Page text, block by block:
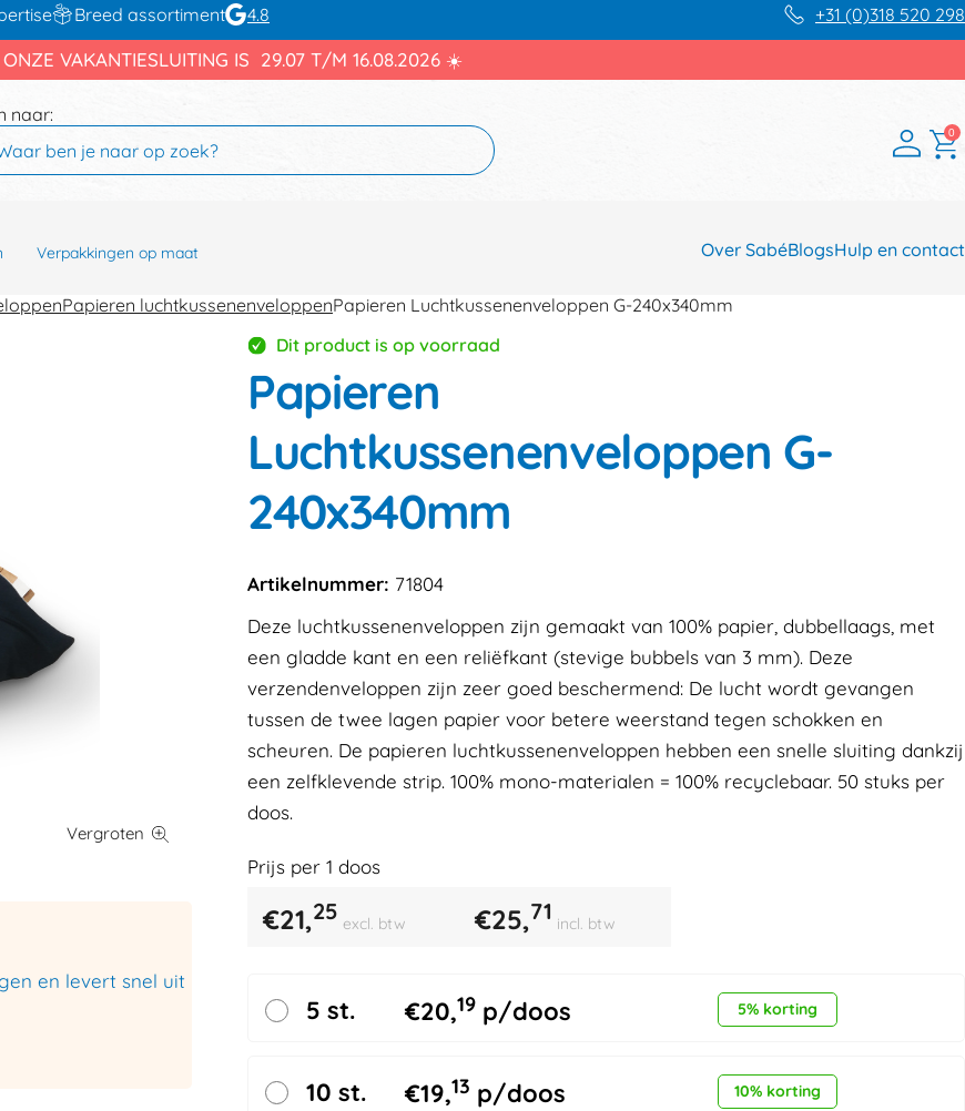
Breed assortiment 4.8 +31 (0)318 520 298
VAKANTIESLUITING IS 29.07 T/M 16.08.2026 ☀️
naar:
0
Over SabéBlogsHulp en contact
Verpakkingen op maat
Papieren luchtkussenenveloppenPapieren Luchtkussenenveloppen G-240x340mm
en levert snel uit
Dit product is op voorraad
Papieren
Luchtkussenenveloppen G-
240x340mm
Artikelnummer: 71804
Deze luchtkussenenveloppen zijn gemaakt van 100% papier, dubbellaags, met
een gladde kant en een reliëfkant (stevige bubbels van 3 mm). Deze
verzendenveloppen zijn zeer goed beschermend: De lucht wordt gevangen
tussen de twee lagen papier voor betere weerstand tegen schokken en
scheuren. De papieren luchtkussenenveloppen hebben een snelle sluiting dankzij
een zelfklevende strip. 100% mono-materialen = 100% recyclebaar. 50 stuks per
doos.
Prijs per 1 doos
€21,25 excl. btw €25,71 incl. btw
5 st. €20,19 p/doos 5% korting
10 st. €19,13 p/doos 10% korting